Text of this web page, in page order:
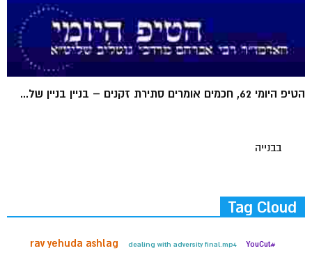
הטיפ היומי 62, חכמים אומרים סתירת זקנים – בניין בניין של...
בבנייה
Tag Cloud
#YouCut
dealing with adversity final.mp4
rav yehuda ashlag